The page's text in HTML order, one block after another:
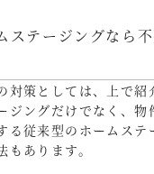
ステージングなら
対策としては、上で紹
ジングだけでなく、物
る従来型のホームステ
あります。